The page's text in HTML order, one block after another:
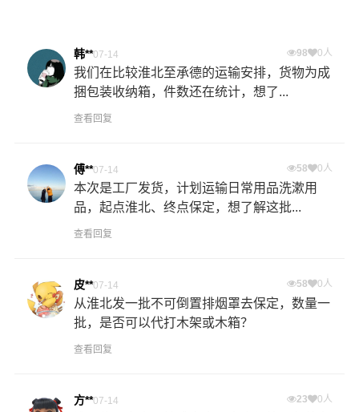
韩**07-14 98 0人
我们在比较淮北至承德的运输安排，货物为成
捆包装收纳箱，件数还在统计，想了...
查看回复
傅**07-14 58 0人
本次是工厂发货，计划运输日常用品洗漱用
品，起点淮北、终点保定，想了解这批...
查看回复
皮**07-14 58 0人
从淮北发一批不可倒置排烟罩去保定，数量一
批，是否可以代打木架或木箱？
查看回复
方**07-14 23 0人